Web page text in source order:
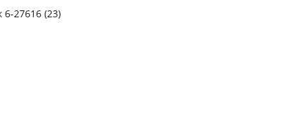
27616 (23)